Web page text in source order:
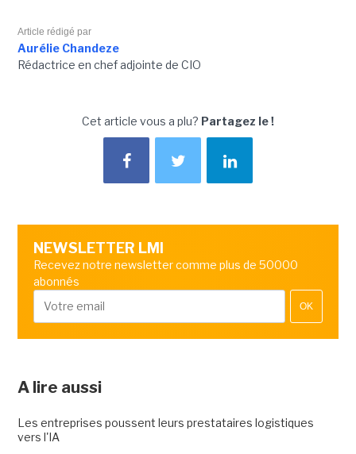
Article rédigé par
Aurélie Chandeze
Rédactrice en chef adjointe de CIO
Cet article vous a plu? Partagez le !
NEWSLETTER LMI
Recevez notre newsletter comme plus de 50000
abonnés
OK
A lire aussi
Les entreprises poussent leurs prestataires logistiques
vers l'IA